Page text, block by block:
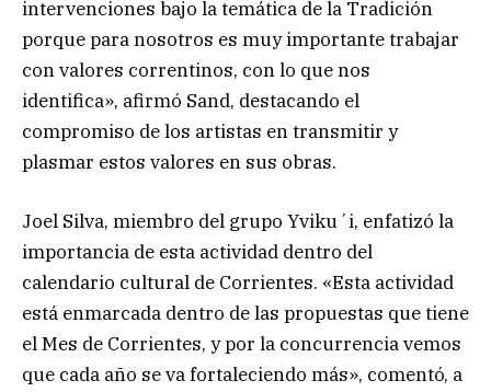
intervenciones bajo la temática de la Tradición
porque para nosotros es muy importante trabajar
con valores correntinos, con lo que nos
identifica», afirmó Sand, destacando el
compromiso de los artistas en transmitir y
plasmar estos valores en sus obras.
Joel Silva, miembro del grupo Yviku´i, enfatizó la
importancia de esta actividad dentro del
calendario cultural de Corrientes. «Esta actividad
está enmarcada dentro de las propuestas que tiene
el Mes de Corrientes, y por la concurrencia vemos
que cada año se va fortaleciendo más», comentó, a